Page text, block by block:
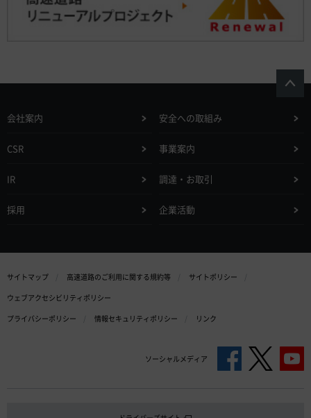
会社案内 安全への取組み
CSR 事業案内
IR 調達・お取引
採用 企業活動
サイトマップ 高速道路のご利用に関する規約等
サイトポリシー
ウェブアクセシビリティポリシー
プライバシーポリシー
情報セキュリティポリシー リンク
ソーシャルメディア